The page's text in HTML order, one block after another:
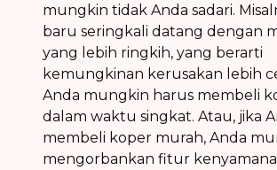
mungkin tidak Anda sadari.
baru seringkali datang dengan
yang lebih ringkih, yang berarti
kemungkinan kerusakan lebih
Anda mungkin harus membeli
dalam waktu singkat. Atau, jika
membeli koper murah, Anda
mengorbankan fitur